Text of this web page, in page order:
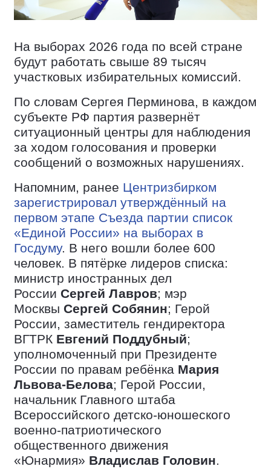
На выборах 2026 года по всей стране
будут работать свыше 89 тысяч
участковых избирательных комиссий.
По словам Сергея Перминова, в каждом
субъекте РФ партия развернёт
ситуационный центры для наблюдения
за ходом голосования и проверки
сообщений о возможных нарушениях.
Напомним, ранее Центризбирком
зарегистрировал утверждённый на
первом этапе Съезда партии список
«Единой России» на выборах в
Госдуму. В него вошли более 600
человек. В пятёрке лидеров списка:
министр иностранных дел
России Сергей Лавров; мэр
Москвы Сергей Собянин; Герой
России, заместитель гендиректора
ВГТРК Евгений Поддубный;
уполномоченный при Президенте
России по правам ребёнка Мария
Львова-Белова; Герой России,
начальник Главного штаба
Всероссийского детско-юношеского
военно-патриотического
общественного движения
«Юнармия» Владислав Головин.